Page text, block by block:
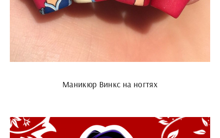
Маникюр Винкс на ногтях